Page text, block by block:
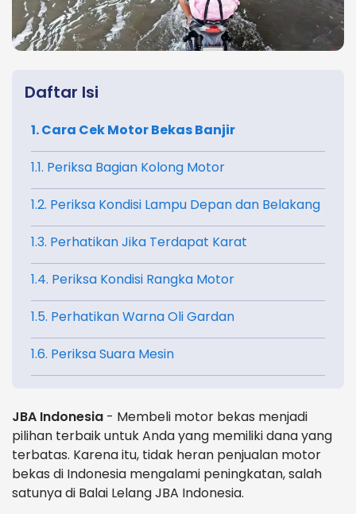
Daftar Isi
1. Cara Cek Motor Bekas Banjir
1.1. Periksa Bagian Kolong Motor
1.2. Periksa Kondisi Lampu Depan dan Belakang
1.3. Perhatikan Jika Terdapat Karat
1.4. Periksa Kondisi Rangka Motor
1.5. Perhatikan Warna Oli Gardan
1.6. Periksa Suara Mesin
JBA Indonesia - Membeli motor bekas menjadi
pilihan terbaik untuk Anda yang memiliki dana yang
terbatas. Karena itu, tidak heran penjualan motor
bekas di Indonesia mengalami peningkatan, salah
satunya di Balai Lelang JBA Indonesia.